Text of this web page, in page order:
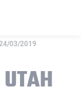
03/2019